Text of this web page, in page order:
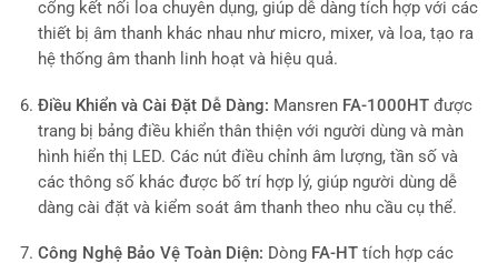
cổng kết nối loa chuyên dụng, giúp dễ dàng tích hợp với các
thiết bị âm thanh khác nhau như micro, mixer, và loa, tạo ra
hệ thống âm thanh linh hoạt và hiệu quả.
Điều Khiển và Cài Đặt Dễ Dàng: Mansren FA-1000HTđược
trang bị bảng điều khiển thân thiện với người dùng và màn
hình hiển thị LED. Các nút điều chỉnh âm lượng, tần số và
các thông số khác được bố trí hợp lý, giúp người dùng dễ
dàng cài đặt và kiểm soát âm thanh theo nhu cầu cụ thể.
Công Nghệ Bảo Vệ Toàn Diện: Dòng FA-HTtích hợp các